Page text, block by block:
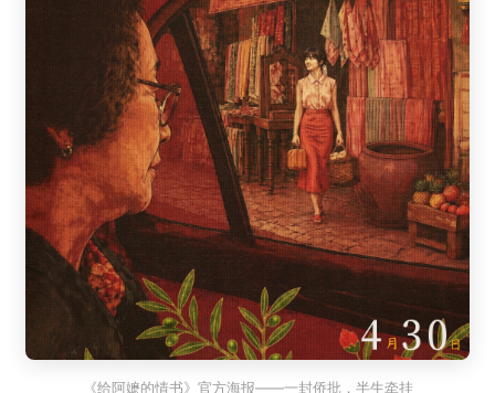
《给阿嬷的情书》官方海报——一封侨批，半生牵挂